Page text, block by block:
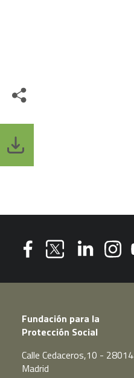
Share
Fundación para la
Protección Social
Calle Cedaceros,10 - 28014
Madrid